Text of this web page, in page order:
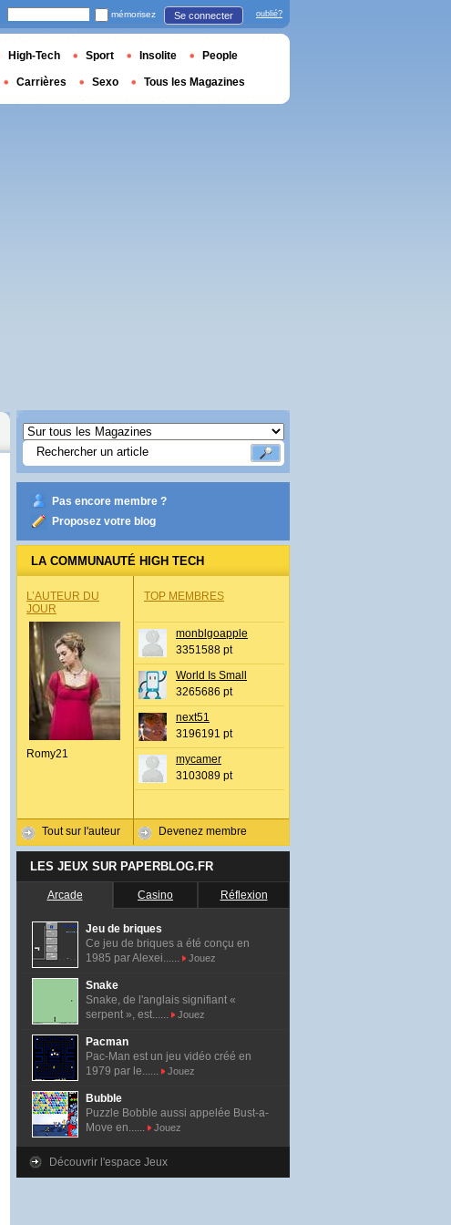
Pas encore membre ?
Proposez votre blog
LA COMMUNAUTÉ HIGH TECH
L’AUTEUR DU
JOUR
Romy21
Tout sur l'auteur
TOP MEMBRES
monblgoapple
3351588 pt
World Is Small
3265686 pt
next51
3196191 pt
mycamer
3103089 pt
Devenez membre
LES JEUX SUR PAPERBLOG.FR
Arcade Casino Réflexion
Jeu de briques
Ce jeu de briques a été conçu en
1985 par Alexei......
Jouez
Snake
Snake, de l'anglais signifiant «
serpent », est......
Jouez
Pacman
Pac-Man est un jeu vidéo créé en
1979 par le......
Jouez
Bubble
Puzzle Bobble aussi appelée Bust-a-
Move en......
Jouez
Découvrir l'espace Jeux
mémorisez Se connecter oublié?
High-Tech Sport Insolite People
Carrières Sexo Tous les Magazines